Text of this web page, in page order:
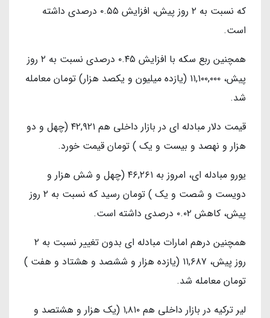
که نسبت به ۲ روز پیش، افزایش ۰.۵۵ درصدی داشته
است.
همچنین ربع سکه با افزایش ۰.۴۵ درصدی نسبت به ۲ روز
پیش، ۱۱,۱۰۰,۰۰۰ (یازده میلیون و یکصد هزار) تومان معامله
شد.
قیمت دلار مبادله ای در بازار داخلی هم ۴۲,۹۲۱ (چهل و دو
هزار و نهصد و بیست و یک ) تومان قیمت خورد.
یورو مبادله ای، امروز به ۴۶,۲۶۱ (چهل و شش هزار و
دویست و شصت و یک ) تومان رسید که نسبت به ۲ روز
پیش، کاهش ۰.۰۲ درصدی داشته است.
همچنین درهم امارات مبادله ای بدون تغییر نسبت به ۲
روز پیش، ۱۱,۶۸۷ (یازده هزار و ششصد و هشتاد و هفت )
تومان معامله شد.
لیر ترکیه در بازار داخلی هم ۱,۸۱۰ (یک هزار و هشتصد و